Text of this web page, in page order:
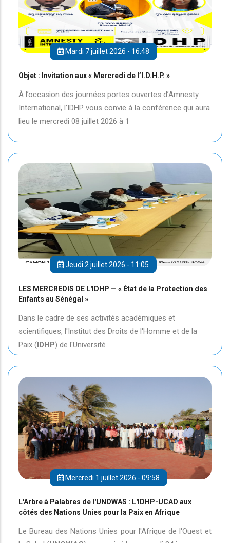
Mardi 7 juillet 2026 - 16:48
Objet : Invitation aux « Mercredi de l’I.D.H.P. »
À l’occasion des journées portes ouvertes d’Amnesty
International, l’IDHP vous convie à la conférence qui aura
lieu le mercredi 08 juillet 2026 à 1
Jeudi 2 juillet 2026 - 11:05
LES MERCREDIS DE L'IDHP — « État de la Protection des
Enfants au Sénégal »
Dans le cadre de ses activités académiques et
scientifiques, l'Institut des Droits de l'Homme et de la
Paix (IDHP) de l'Université
Mercredi 1 juillet 2026 - 09:58
L'Arbre à Palabres de l'UNOWAS : L'IDHP-UCAD aux
côtés des Nations Unies pour la Paix en Afrique
Le Bureau des Nations Unies pour l'Afrique de l'Ouest et